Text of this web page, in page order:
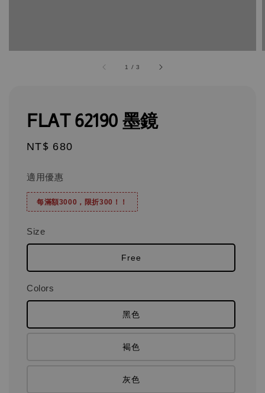
1 /3
FLAT 62190 墨鏡
Regular
NT$ 680
適用優惠
每滿額3000，限折300！！
Size
Free
Colors
黑色
褐色
灰色